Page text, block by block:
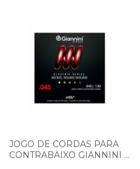
JOGO DE CORDAS PARA
CONTRABAIXO GIANNINI 5